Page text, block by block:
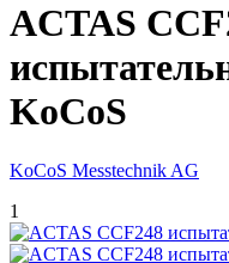
ACTAS
KoCoS
KoCoS Messtechnik AG
1